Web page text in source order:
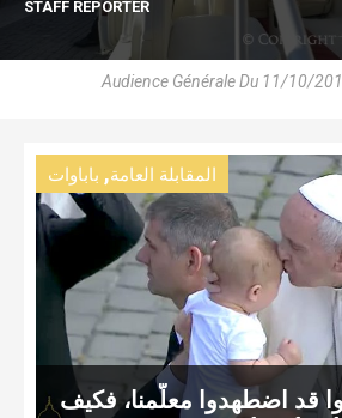
STAFF REPORTER
Audience Générale Du 11/10/
المقابلة العامة, باباوات
قد اضطهدوا معلّمنا، فكيف